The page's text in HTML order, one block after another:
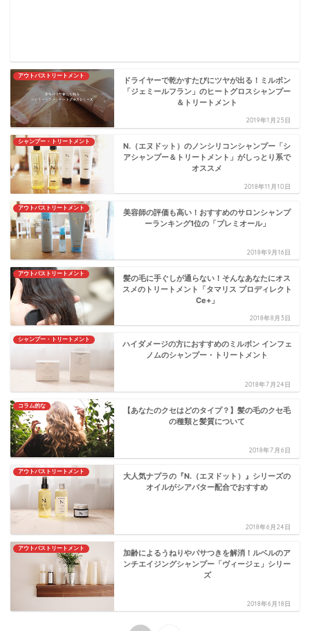
アウトバストリートメント
ドライヤーで乾かすたびにツヤが出る！ミルボン
「ジェミールフラン」のヒートグロスシャンプー
＆トリートメント
2019年1月25日
シャンプー・トリートメント
N.（エヌドット）のノンシリコンシャンプー「シ
アシャンプー＆トリートメント」がしっとり系で
オススメ
2018年11月10日
アウトバストリートメント
美容師の評価も高い！おすすめのサロンシャンプ
ーランキング1位の「プレミオール」
2018年9月16日
アウトバストリートメント
髪の毛に手ぐしが通らない！そんなあなたにオス
スメのトリートメント「タマリス プロディレクト
Ce+」
2018年8月3日
シャンプー・トリートメント
ハイダメージの方におすすめのミルボン インフェ
ノムのシャンプー・トリートメント
2018年7月24日
コラム的な
【あなたのクセはどのタイプ？】髪の毛のクセ毛
の種類と髪質について
2018年7月6日
アウトバストリートメント
大人気ナプラの『N.（エヌドット）』シリーズの
オイルがシアバター配合でおすすめ
2018年6月24日
アウトバストリートメント
加齢によるうねりやパサつきを解消！ルベルのア
ンチエイジングシャンプー「ヴィージェ」シリー
ズ
2018年6月18日